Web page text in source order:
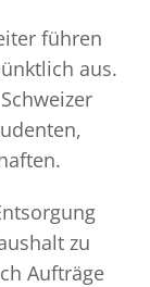
führen
aus.
zu
Aufträge